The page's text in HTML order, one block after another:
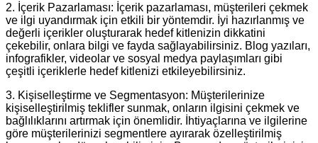
2. İçerik Pazarlaması: İçerik pazarlaması, müşterileri çekmek
ve ilgi uyandırmak için etkili bir yöntemdir. İyi hazırlanmış ve
değerli içerikler oluşturarak hedef kitlenizin dikkatini
çekebilir, onlara bilgi ve fayda sağlayabilirsiniz. Blog yazıları,
infografikler, videolar ve sosyal medya paylaşımları gibi
çeşitli içeriklerle hedef kitlenizi etkileyebilirsiniz.
3. Kişiselleştirme ve Segmentasyon: Müşterilerinize
kişiselleştirilmiş teklifler sunmak, onların ilgisini çekmek ve
bağlılıklarını artırmak için önemlidir. İhtiyaçlarına ve ilgilerine
göre müşterilerinizi segmentlere ayırarak özelleştirilmiş